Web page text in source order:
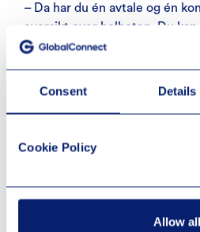
Consent Details
Cookie Policy
Allow all
– Da har du én avtale og én
oversikt over helheten. Du
regulatoriske krav langt
administrere flere leverandører.
handler om å fjerne ansvar fra
administrasjon.